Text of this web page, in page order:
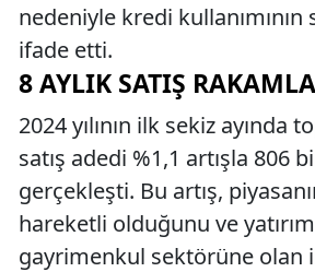
nedeniyle kredi kullanımının
ifade etti.
8 AYLIK SATIŞ
2024 yılının ilk sekiz ayında
satış adedi %1,1 artışla 806
gerçekleşti. Bu artış,
hareketli olduğunu ve
gayrimenkul sektörüne olan